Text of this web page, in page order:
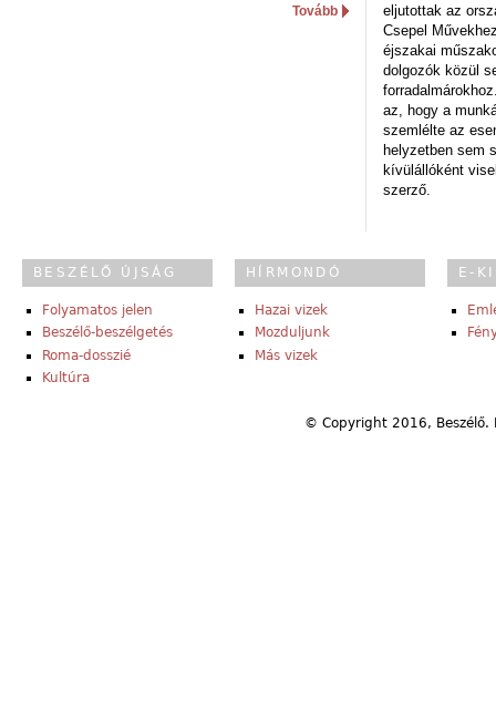
Tovább
eljutottak az
Csepel
éjszakai
dolgozók közül
az, hogy a
szemlélte az
helyzetben sem
kívülállóként
szerző.
BESZÉLŐ ÚJSÁG
Folyamatos jelen
Beszélő-beszélgetés
Roma-dosszié
Kultúra
HÍRMONDÓ
Hazai vizek
Mozduljunk
Más vizek
E-
© Copyright 2016,